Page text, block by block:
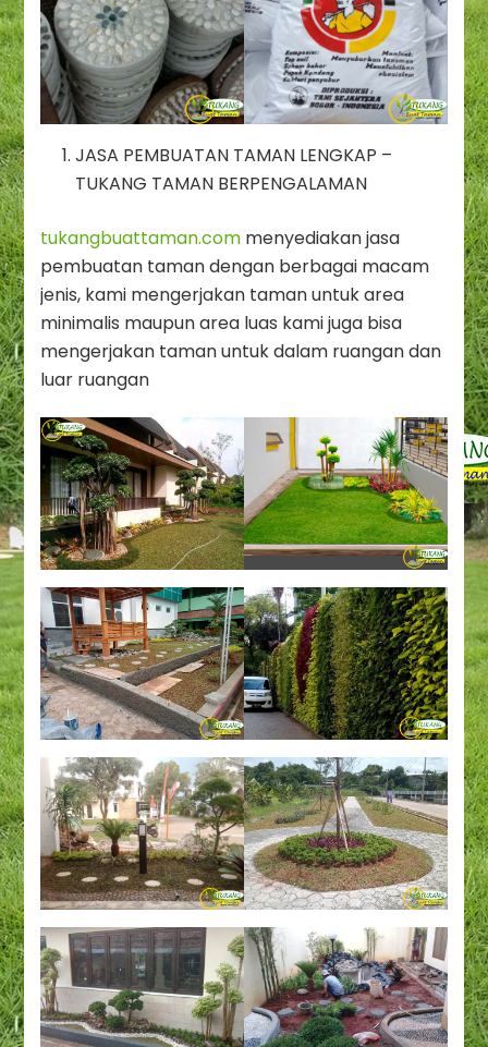
JASA PEMBUATAN TAMAN LENGKAP –
TUKANG TAMAN BERPENGALAMAN
tukangbuattaman.com menyediakan jasa
pembuatan taman dengan berbagai macam
jenis, kami mengerjakan taman untuk area
minimalis maupun area luas kami juga bisa
mengerjakan taman untuk dalam ruangan dan
luar ruangan